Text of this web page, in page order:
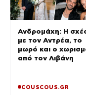
Ανδρομάχη: Η
με τον Αντρέα, το
μωρό και ο
από τον Λιβάνη
COUSCOUS.GR